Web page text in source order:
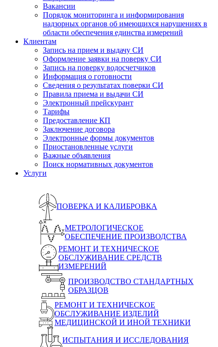
Вакансии
Порядок мониторинга и информирования
надзорных органов об имеющихся нарушениях в
области обеспечения единства измерений
Клиентам
Запись на прием и выдачу СИ
Оформление заявки на поверку СИ
Запись на поверку водосчетчиков
Информация о готовности
Сведения о результатах поверки СИ
Правила приема и выдачи СИ
Электронный прейскурант
Тарифы
Предоставление КП
Заключение договора
Электронные формы документов
Приостановленные услуги
Важные объявления
Поиск нормативных документов
Услуги
ПОВЕРКА И КАЛИБРОВКА
МЕТРОЛОГИЧЕСКОЕ
ОБЕСПЕЧЕНИЕ ПРОИЗВОДСТВА
РЕМОНТ И ТЕХНИЧЕСКОЕ
ОБСЛУЖИВАНИЕ СРЕДСТВ
ИЗМЕРЕНИЙ
ПРОИЗВОДСТВО СТАНДАРТНЫХ
ОБРАЗЦОВ
РЕМОНТ И ТЕХНИЧЕСКОЕ
ОБСЛУЖИВАНИЕ ИЗДЕЛИЙ
МЕДИЦИНСКОЙ И ИНОЙ ТЕХНИКИ
ИСПЫТАНИЯ И ИССЛЕДОВАНИЯ